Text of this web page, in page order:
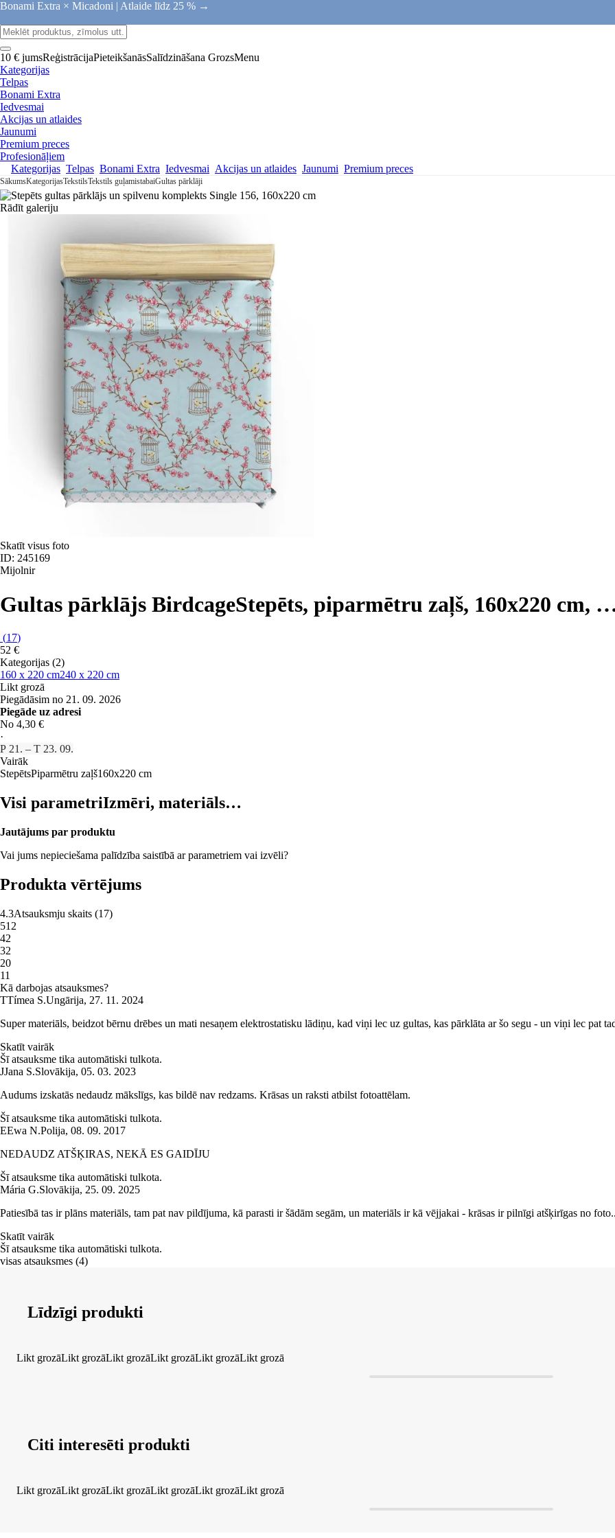
Bonami Extra × Micadoni | Atlaide līdz 25 % →
10 € jumsReģistrācijaPieteikšanāsSalīdzināšana GrozsMenu
Kategorijas
Telpas
Bonami Extra
Iedvesmai
Akcijas un atlaides
Jaunumi
Premium preces
Profesionāļiem
Kategorijas Telpas Bonami Extra Iedvesmai Akcijas un atlaides Jaunumi Premium preces
SākumsKategorijasTekstilsTekstils guļamistabaiGultas pārklāji
Rādīt galeriju
Skatīt visus foto
ID: 245169
Mijolnir
Gultas pārklājs BirdcageStepēts, piparmētru zaļš, 160x220 cm,
(17)
52 €
Kategorijas (2)
160 x 220 cm240 x 220 cm
Likt grozā
Piegādāsim no 21. 09. 2026
Piegāde uz adresi
No 4,30 €
·
P 21. – T 23. 09.
Vairāk
StepētsPiparmētru zaļš160x220 cm
Visi parametriIzmēri, materiāls…
Jautājums par produktu
Vai jums nepieciešama palīdzība saistībā ar parametriem vai izvēli?
Produkta vērtējums
4.3Atsauksmju skaits (17)
512
42
32
20
11
Kā darbojas atsauksmes?
TTímea S.Ungārija, 27. 11. 2024
Super materiāls, beidzot bērnu drēbes un mati nesaņem elektrostatisku lādiņu, kad viņi lec uz gultas, kas pārklāta ar šo segu - un viņi lec pat
Skatīt vairāk
Šī atsauksme tika automātiski tulkota.
JJana S.Slovākija, 05. 03. 2023
Audums izskatās nedaudz mākslīgs, kas bildē nav redzams. Krāsas un raksti atbilst fotoattēlam.
Šī atsauksme tika automātiski tulkota.
EEwa N.Polija, 08. 09. 2017
NEDAUDZ ATŠĶIRAS, NEKĀ ES GAIDĪJU
Šī atsauksme tika automātiski tulkota.
Mária G.Slovākija, 25. 09. 2025
Patiesībā tas ir plāns materiāls, tam pat nav pildījuma, kā parasti ir šādām segām, un materiāls ir kā vējjakai - krāsas ir pilnīgi atšķirīgas no
Skatīt vairāk
Šī atsauksme tika automātiski tulkota.
visas atsauksmes (4)
Līdzīgi produkti
Likt grozāLikt grozāLikt grozāLikt grozāLikt grozāLikt grozā
Citi interesēti produkti
Likt grozāLikt grozāLikt grozāLikt grozāLikt grozāLikt grozā